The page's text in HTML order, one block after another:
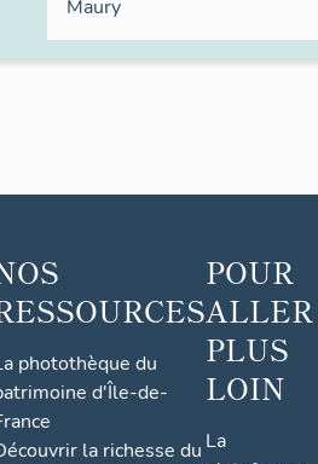
Maury
photothèque du
d'Île-de-
la richesse du
POUR
ALLER
PLUS
LOIN
La